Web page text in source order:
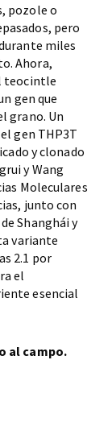
pozole o
pero
miles
Ahora,
teocintle
gen que
grano. Un
gen THP3T
y clonado
y Wang
Moleculares
junto con
Shanghái y
variante
2.1 por
el
esencial
al campo.